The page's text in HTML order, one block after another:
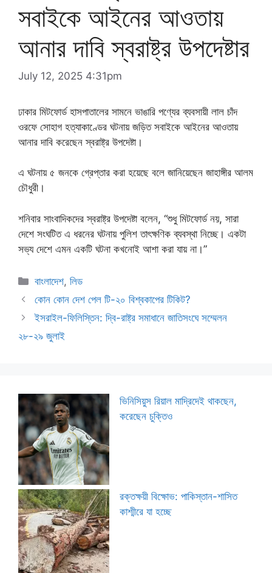
সবাইকে আইনের আওতায়
আনার দাবি স্বরাষ্ট্র উপদেষ্টার
July 12, 2025 4:31pm
ঢাকার মিটফোর্ড হাসপাতালের সামনে ভাঙারি পণ্যের ব্যবসায়ী লাল চাঁদ
ওরফে সোহাগ হত্যাকাণ্ডের ঘটনায় জড়িত সবাইকে আইনের আওতায়
আনার দাবি করেছেন স্বরাষ্ট্র উপদেষ্টা।
এ ঘটনায় ৫ জনকে গ্রেপ্তার করা হয়েছে বলে জানিয়েছেন জাহাঙ্গীর আলম
চৌধুরী।
শনিবার সাংবাদিকদের স্বরাষ্ট্র উপদেষ্টা বলেন, “শুধু মিটফোর্ড নয়, সারা
দেশে সংঘটিত এ ধরনের ঘটনায় পুলিশ তাৎক্ষণিক ব্যবস্থা নিচ্ছে। একটা
সভ্য দেশে এমন একটি ঘটনা কখনোই আশা করা যায় না।”
Categories
বাংলাদেশ,লিড
কোন কোন দেশ পেল টি-২০ বিশ্বকাপের টিকিট?
ইসরাইল-ফিলিস্তিন: দ্বি-রাষ্ট্র সমাধানে জাতিসংঘে সম্মেলন
২৮-২৯ জুলাই
ভিনিসিয়ুস রিয়াল মাদ্রিদেই থাকছেন,
করেছেন চুক্তিও
রক্তক্ষয়ী বিক্ষোভ: পাকিস্তান-শাসিত
কাশ্মীরে যা হচ্ছে